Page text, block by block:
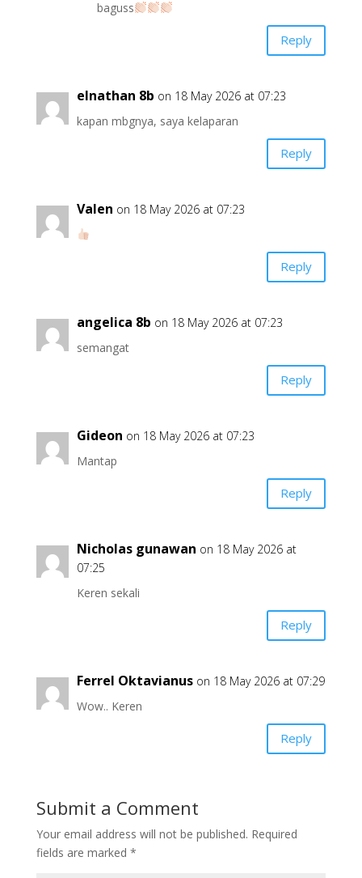
baguss
Reply
elnathan 8b on 18 May 2026 at 07:23
kapan mbgnya, saya kelaparan
Reply
Valen on 18 May 2026 at 07:23
Reply
angelica 8b on 18 May 2026 at 07:23
semangat
Reply
Gideon on 18 May 2026 at 07:23
Mantap
Reply
Nicholas gunawan on 18 May 2026 at
07:25
Keren sekali
Reply
Ferrel Oktavianus on 18 May 2026 at 07:29
Wow.. Keren
Reply
Submit a Comment
Your email address will not be published. Required
fields are marked *